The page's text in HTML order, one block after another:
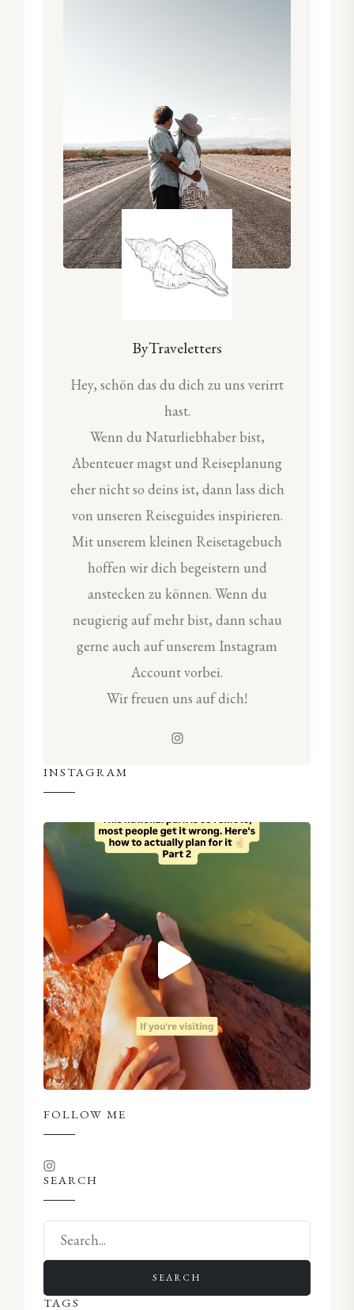
ByTraveletters
Hey, schön das du dich zu uns verirrt
hast.
Wenn du Naturliebhaber bist,
Abenteuer magst und Reiseplanung
eher nicht so deins ist, dann lass dich
von unseren Reiseguides inspirieren.
Mit unserem kleinen Reisetagebuch
hoffen wir dich begeistern und
anstecken zu können. Wenn du
neugierig auf mehr bist, dann schau
gerne auch auf unserem Instagram
Account vorbei.
Wir freuen uns auf dich!
INSTAGRAM
FOLLOW ME
SEARCH
SEARCH
TAGS